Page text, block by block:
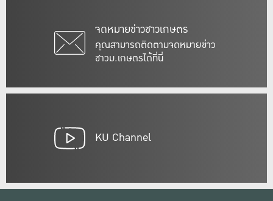
จดหมายข่าวชาวเกษตร
คุณสามารถติดตามจดหมายข่าว
ชาวม.เกษตรได้ที่นี่
KU Channel